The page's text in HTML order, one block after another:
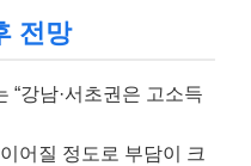
전망
“강남·서초권은 고소득
어질 정도로 부담이 크